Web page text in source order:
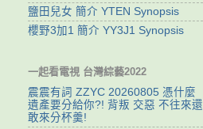
鹽田兒女 簡介 YTEN Synopsis
櫻野3加1 簡介 YY3J1 Synopsis
一起看電視 台灣綜藝2022
震震有詞 ZZYC 20260805 憑什麼
遺產要分給你?! 背叛 交惡 不往來還
敢來分杯羹!